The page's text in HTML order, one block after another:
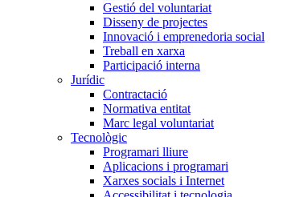
Gestió del voluntariat
Disseny de projectes
Innovació i emprenedoria social
Treball en xarxa
Participació interna
Jurídic
Contractació
Normativa entitat
Marc legal voluntariat
Tecnològic
Programari lliure
Aplicacions i programari
Xarxes socials i Internet